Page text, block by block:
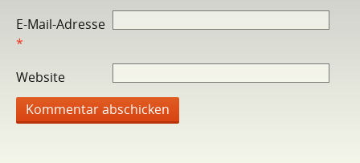
E-Mail-Adresse
*
Website